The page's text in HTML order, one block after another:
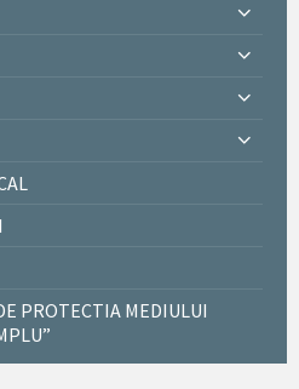
PROTECTIA MEDIULUI